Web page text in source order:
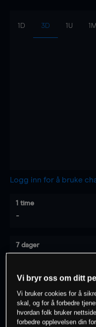
1D 3D 1U 1M
Logg inn for å bruke
1 time
-
7 dager
0% av kunder
Vi bryr oss om ditt
Vi bruker cookies for å
skal, og for å forbedre
hvordan folk bruker
forbedre opplevelsen din